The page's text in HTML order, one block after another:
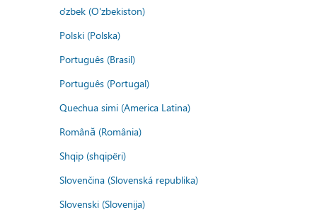
o'zbek (O'zbekiston)
Polski (Polska)
Português (Brasil)
Português (Portugal)
Quechua simi (America Latina)
Română (România)
Shqip (shqipëri)
Slovenčina (Slovenská republika)
Slovenski (Slovenija)